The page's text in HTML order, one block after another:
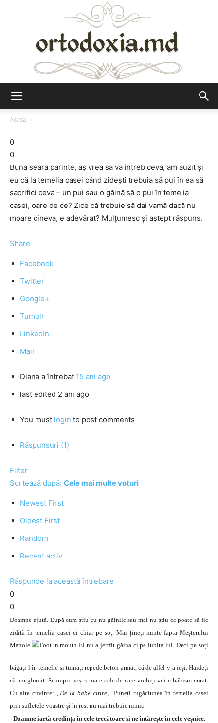
Acasă
0
0
Bună seara părinte, aș vrea să vă întreb ceva, am auzit și
eu că la temelia casei când zidești trebuia să pui în ea să
sacrifici ceva – un pui sau o găină să o pui în temelia
casei, oare de ce? Zice că trebuie să dai vamă dacă nu
moare cineva, e adevărat? Mulțumesc și aștept răspuns.
Share
Facebook
Twitter
Google+
Tumblr
LinkedIn
Mail
Diana a întrebat 15 ani ago
last edited 2 ani ago
You must login to post comments
Răspunsuri (1)
Filter
Sortează după: Cele mai multe voturi
Newest First
Oldest First
Random
Recent activ
Răspunde la această întrebare
0
0
Doamne ajută. După cum știu eu nu găinile sau mai nu știu ce poate să fie
zidită în temelia casei ci chiar pe soț. Mai țineți minte fapta Meșterului
Manole.
El nu a jertfit găina ci pe iubita lui. Deci pe soți
băgați-l în temelie și turnați repede beton armat, că de alfel v-a ieși. Haideți
că am glumit. Scumpii noștri toate cele de care vorbiți voi e băbism curat.
Cu alte cuvinte: „De la babe citire„. Puneți rugăciunea în temelia casei
prin sufletele voastre și în rest nu mai trebuie nimic.
Doamne iartă credința în cele trecătoare și ne întărește în cele veșnice.